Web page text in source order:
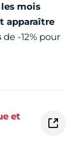
les mois
apparaître
de -12% pour
et